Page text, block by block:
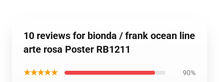
10 reviews for bionda / frank ocean line
arte rosa Poster RB1211
★★★★★ 90%